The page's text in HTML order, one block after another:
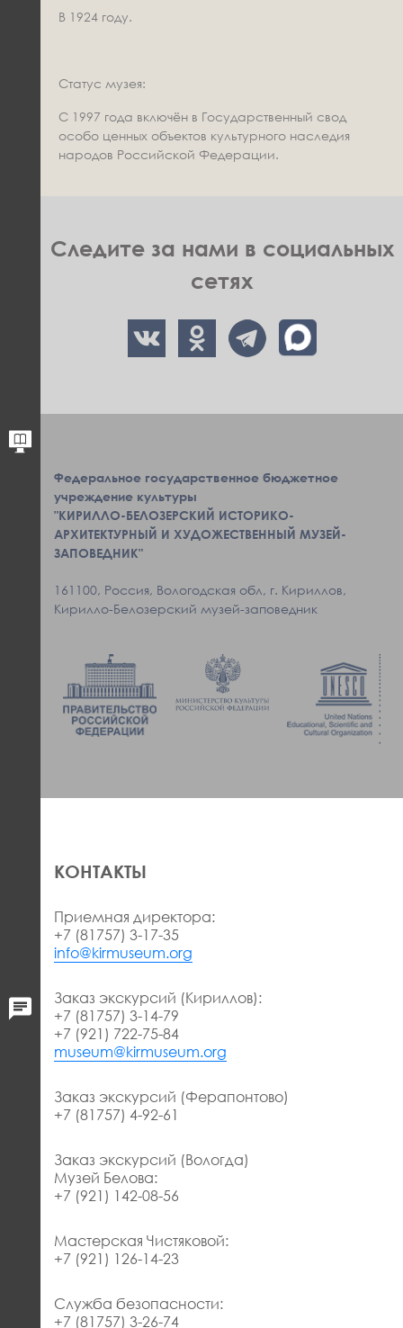
В 1924 году.
Статус музея:
С 1997 года включён в Государственный свод
особо ценных объектов культурного наследия
народов Российской Федерации.
Следите за нами в социальных
сетях
Федеральное государственное бюджетное
учреждение культуры
"КИРИЛЛО-БЕЛОЗЕРСКИЙ ИСТОРИКО-
АРХИТЕКТУРНЫЙ И ХУДОЖЕСТВЕННЫЙ МУЗЕЙ-
ЗАПОВЕДНИК"
161100, Россия, Вологодская обл, г. Кириллов,
Кирилло-Белозерский музей-заповедник
КОНТАКТЫ
Приемная директора:
+7 (81757) 3-17-35
info@kirmuseum.org
Заказ экскурсий (Кириллов):
+7 (81757) 3-14-79
+7 (921) 722-75-84
museum@kirmuseum.org
Заказ экскурсий (Ферапонтово)
+7 (81757) 4-92-61
Заказ экскурсий (Вологда)
Музей Белова:
+7 (921) 142-08-56
Мастерская Чистяковой:
+7 (921) 126-14-23
Служба безопасности:
+7 (81757) 3-26-74